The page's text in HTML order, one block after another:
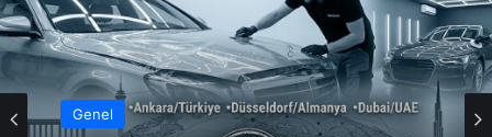
Genel